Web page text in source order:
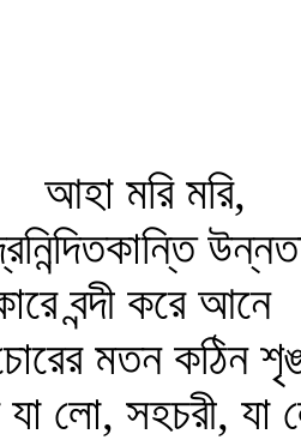
আহা মরি মরি,
বন্দী করে আনে
মতন কঠিন
যা লো, সহচরী,